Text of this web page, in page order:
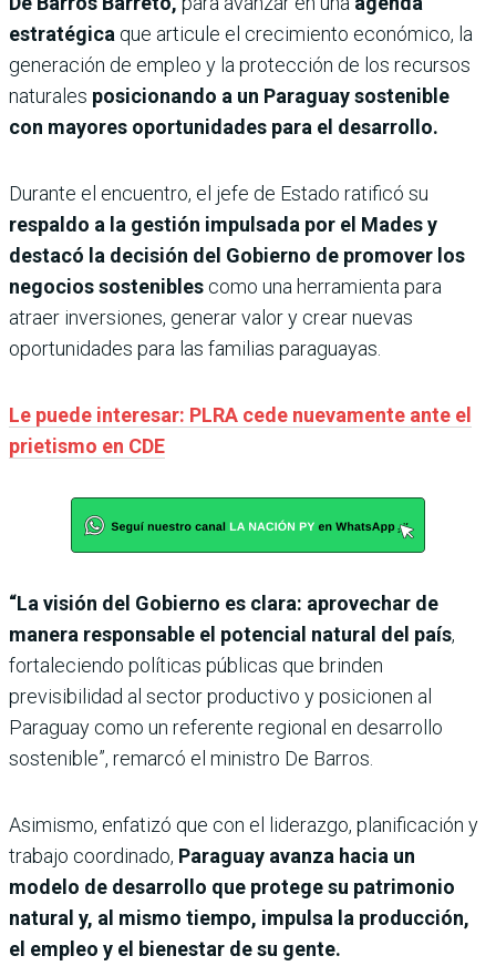
estratégica que articule el crecimiento económico, la
generación de empleo y la protección de los recursos
naturales posicionando a un Paraguay sostenible
con mayores oportunidades para el desarrollo.
Durante el encuentro, el jefe de Estado ratificó su
respaldo a la gestión impulsada por el Mades y
destacó la decisión del Gobierno de promover los
negocios sostenibles como una herramienta para
atraer inversiones, generar valor y crear nuevas
oportunidades para las familias paraguayas.
Le puede interesar: PLRA cede nuevamente ante el
prietismo en CDE
“La visión del Gobierno es clara: aprovechar de
manera responsable el potencial natural del país,
fortaleciendo políticas públicas que brinden
previsibilidad al sector productivo y posicionen al
Paraguay como un referente regional en desarrollo
sostenible”, remarcó el ministro De Barros.
Asimismo, enfatizó que con el liderazgo, planificación y
trabajo coordinado, Paraguay avanza hacia un
modelo de desarrollo que protege su patrimonio
natural y, al mismo tiempo, impulsa la producción,
el empleo y el bienestar de su gente.